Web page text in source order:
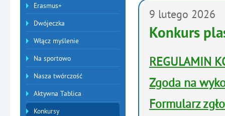
Erasmus+
Dwójeczka
Włącz myślenie
Na sportowo
Nasza twórczość
Aktywna Tablica
Konkursy
9 lutego 2026
Konkurs
REGULAMIN
Zgoda na
Formularz